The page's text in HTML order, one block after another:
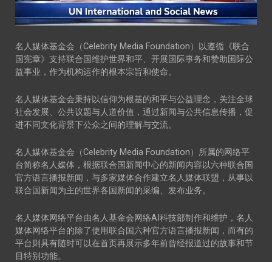
名人媒体基金会（Celebrity Media Foundation）以遵循《联合
国宪章》支持联合国维护世界和平、开展国际事务和赞助国际公
益事业，作为机构运作的根本宗旨和使命。
名人媒体基金会秉持以信仰为根基的和平与公益理念，关注全球
社会发展、公共议题与人道价值，通过新闻与公共信息传播，促
进不同文化背景下公众之间的理解与交流。
名人媒体基金会（Celebrity Media Foundation）所属的网络平
台简称名人媒体，根据联合国新闻中心的新闻内容以六种联合国
官方语言播报新闻，与多家媒体合作建立名人媒体联盟，从事以
联合国新闻为主的世界各国新闻的采编、发布业务。
名人媒体网络平台由名人基金会网络AI科技部制作和维护，名人
媒体网络平台的除了使用联合国六种官方语言播报新闻，而有的
平台则具有随时可以在首页再展示多年前曾经报道过的故事和节
目特别功能。